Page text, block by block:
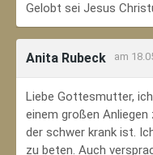
Gelobt sei Jesus
Anita Rubeck am
Liebe Gottesmutter,
einem großen Anliegen
der schwer krank ist.
zu beten. Auch